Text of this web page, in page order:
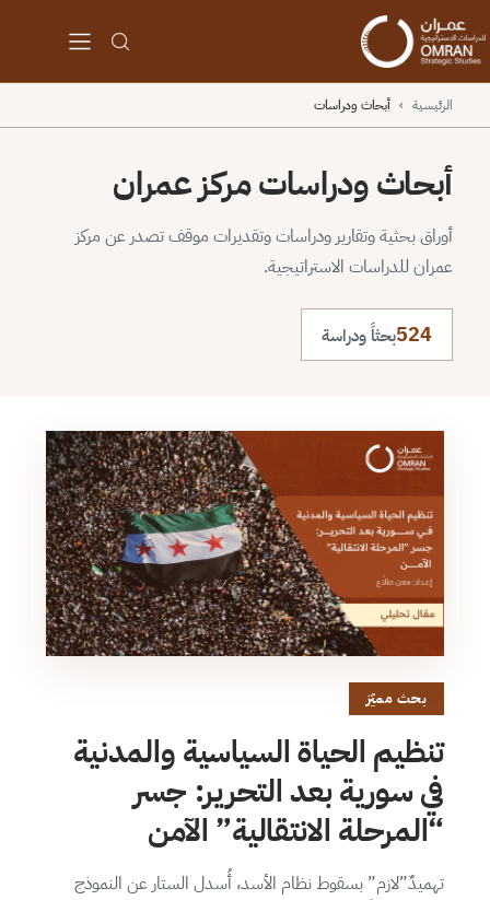
الرئيسية › أبحاث ودراسات
أبحاث ودراسات مركز عمران
أوراق بحثية وتقارير ودراسات وتقديرات موقف تصدر عن مركز
عمران للدراسات الاستراتيجية.
524بحثاً ودراسة
بحث مميّز
تنظيم الحياة السياسية والمدنية
في سورية بعد التحرير: جسر
“المرحلة الانتقالية” الآمن
تهميدٌ”لازم” بسقوط نظام الأسد، أُسدل الستار عن النموذج